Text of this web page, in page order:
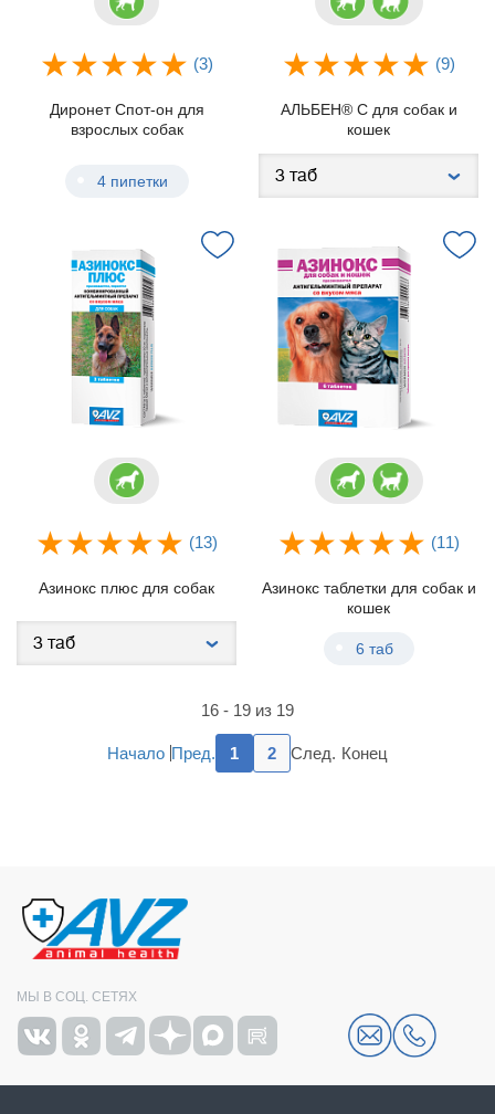
(3)
Диронет Спот-он для
взрослых собак
4 пипетки
(9)
АЛЬБЕН® С для собак и
кошек
(13)
Азинокс плюс для собак
(11)
Азинокс таблетки для собак и
кошек
6 таб
16 - 19 из 19
Начало Пред. 1 2 След. Конец
МЫ В СОЦ. СЕТЯХ